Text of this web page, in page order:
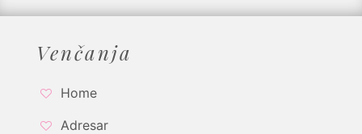
Venčanja
Home
Adresar